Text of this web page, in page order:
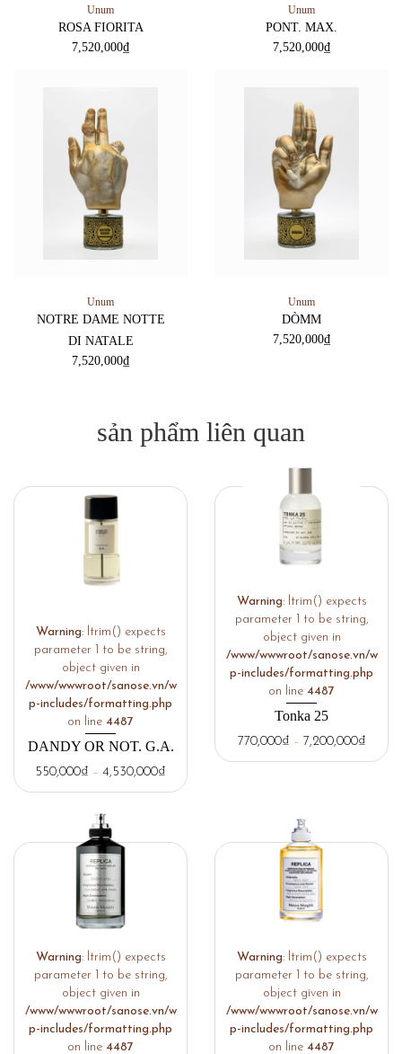
Unum
ROSA FIORITA
7,520,000₫
Unum
PONT. MAX.
7,520,000₫
Unum
NOTRE DAME NOTTE
DI NATALE
7,520,000₫
Unum
DÒMM
7,520,000₫
sản phẩm liên quan
Warning: ltrim() expects
parameter 1 to be string,
object given in
/www/wwwroot/sanose.vn/w
p-includes/formatting.php
on line 4487
DANDY OR NOT. G.A.
550,000₫ – 4,530,000₫
Warning: ltrim() expects
parameter 1 to be string,
object given in
/www/wwwroot/sanose.vn/w
p-includes/formatting.php
on line 4487
Tonka 25
770,000₫ – 7,200,000₫
Warning: ltrim() expects
parameter 1 to be string,
object given in
/www/wwwroot/sanose.vn/w
p-includes/formatting.php
on line 4487
Warning: ltrim() expects
parameter 1 to be string,
object given in
/www/wwwroot/sanose.vn/w
p-includes/formatting.php
on line 4487